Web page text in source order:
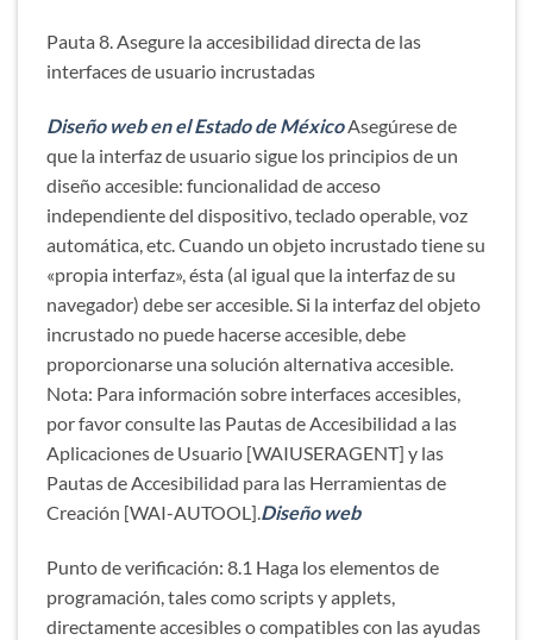
Pauta 8. Asegure la accesibilidad directa de las
interfaces de usuario incrustadas
Diseño web en el Estado de MéxicoAsegúrese de
que la interfaz de usuario sigue los principios de un
diseño accesible: funcionalidad de acceso
independiente del dispositivo, teclado operable, voz
automática, etc. Cuando un objeto incrustado tiene su
«propia interfaz», ésta (al igual que la interfaz de su
navegador) debe ser accesible. Si la interfaz del objeto
incrustado no puede hacerse accesible, debe
proporcionarse una solución alternativa accesible.
Nota: Para información sobre interfaces accesibles,
por favor consulte las Pautas de Accesibilidad a las
Aplicaciones de Usuario [WAIUSERAGENT] y las
Pautas de Accesibilidad para las Herramientas de
Creación [WAI-AUTOOL].Diseño web
Punto de verificación: 8.1 Haga los elementos de
programación, tales como scripts y applets,
directamente accesibles o compatibles con las ayudas